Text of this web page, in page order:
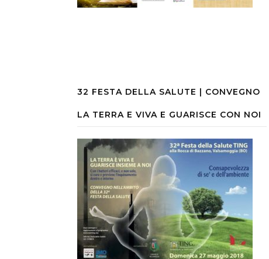
32 FESTA DELLA SALUTE | CONVEGNO
LA TERRA E VIVA E GUARISCE CON NOI